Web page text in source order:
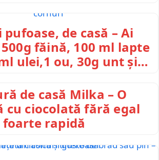
de casă – Ai
făină, 100 ml lapte
ulei,1 ou, 30g unt și…
de casă Milka – O
cu ciocolată fără egal
foarte rapidă